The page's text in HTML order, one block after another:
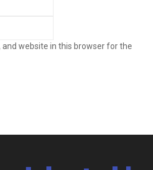
and website in this browser for the